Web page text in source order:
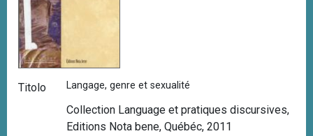
Titolo Langage, genre et sexualité
Collection Language et pratiques discursives,
Editions Nota bene, Québéc, 2011